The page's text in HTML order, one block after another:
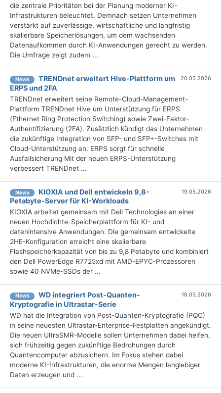
die zentrale Prioritäten bei der Planung moderner KI-
Infrastrukturen beleuchtet. Demnach setzen Unternehmen
verstärkt auf zuverlässige, wirtschaftliche und langfristig
skalierbare Speicherlösungen, um dem wachsenden
Datenaufkommen durch KI-Anwendungen gerecht zu werden.
Die Umfrage zeigt zudem ...
News
TRENDnet erweitert Hive-Plattform um
ERPS und 2FA
20.05.2026
TRENDnet erweitert seine Remote-Cloud-Management-
Plattform TRENDnet Hive um Unterstützung für ERPS
(Ethernet Ring Protection Switching) sowie Zwei-Faktor-
Authentifizierung (2FA). Zusätzlich kündigt das Unternehmen
die zukünftige Integration von SFP- und SFP+-Switches mit
Cloud-Unterstützung an. ERPS sorgt für schnelle
Ausfallsicherung Mit der neuen ERPS-Unterstützung
verbessert TRENDnet ...
News
KIOXIA und Dell entwickeln 9,8-
Petabyte-Server für KI-Workloads
19.05.2026
KIOXIA arbeitet gemeinsam mit Dell Technologies an einer
neuen Hochdichte-Speicherplattform für KI- und
datenintensive Anwendungen. Die gemeinsam entwickelte
2HE-Konfiguration erreicht eine skalierbare
Flashspeicherkapazität von bis zu 9,8 Petabyte und kombiniert
den Dell PowerEdge R7725xd mit AMD-EPYC-Prozessoren
sowie 40 NVMe-SSDs der ...
News
WD integriert Post-Quanten-
Kryptografie in Ultrastar-Serie
18.05.2026
WD hat die Integration von Post-Quanten-Kryptografie (PQC)
in seine neuesten Ultrastar-Enterprise-Festplatten angekündigt.
Die neuen UltraSMR-Modelle sollen Unternehmen dabei helfen,
sich frühzeitig gegen zukünftige Bedrohungen durch
Quantencomputer abzusichern. Im Fokus stehen dabei
moderne KI-Infrastrukturen, die enorme Mengen langlebiger
Daten erzeugen und ...